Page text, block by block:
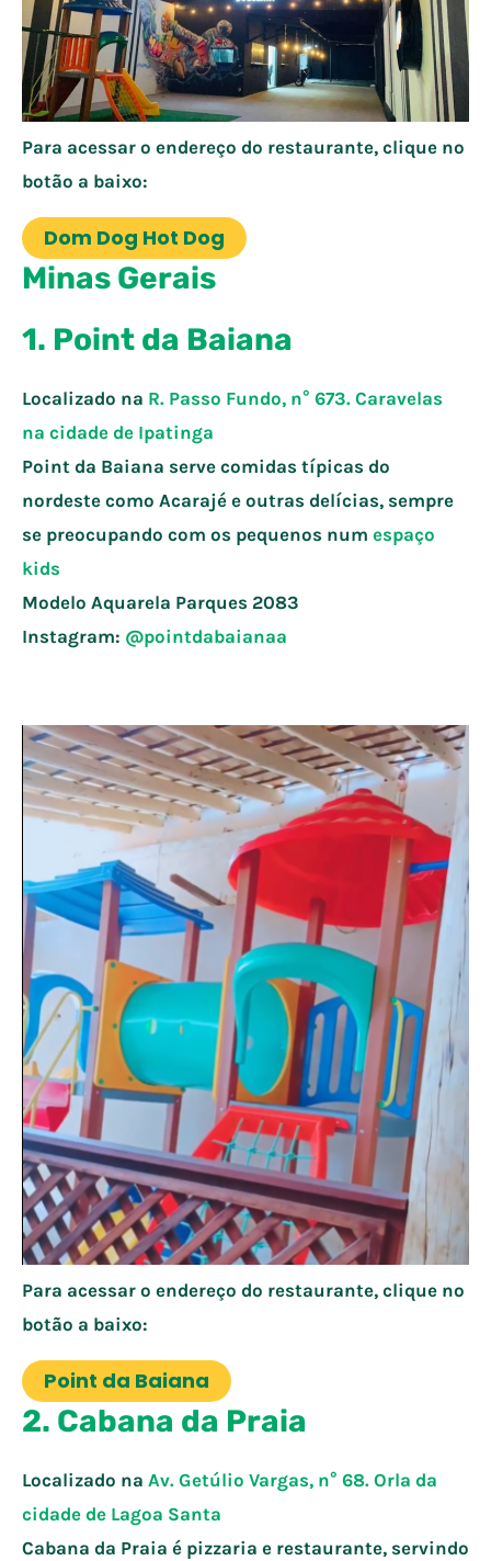
Para acessar o endereço do restaurante, clique no
botão a baixo:
Dom Dog Hot Dog
Minas Gerais
1. Point da Baiana
Localizado na R. Passo Fundo, n° 673. Caravelas
na cidade de Ipatinga
Point da Baiana serve comidas típicas do
nordeste como Acarajé e outras delícias, sempre
se preocupando com os pequenos num espaço
kids
Modelo Aquarela Parques 2083
Instagram: @pointdabaianaa
Para acessar o endereço do restaurante, clique no
botão a baixo:
Point da Baiana
2. Cabana da Praia
Localizado na Av. Getúlio Vargas, n° 68. Orla da
cidade de Lagoa Santa
Cabana da Praia é pizzaria e restaurante, servindo